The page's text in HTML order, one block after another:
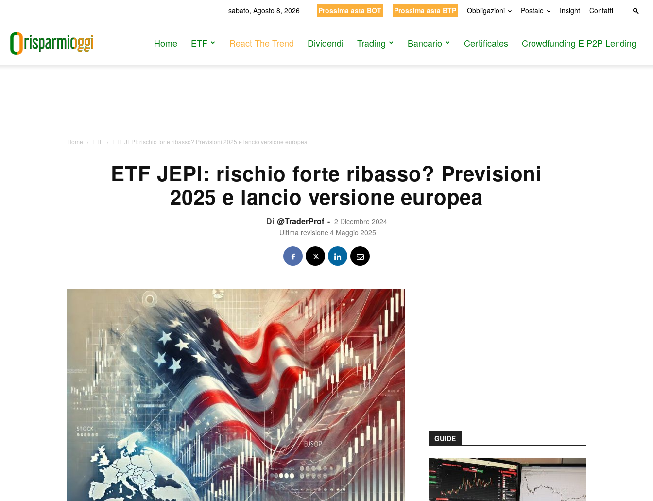
sabato, Agosto 8, 2026 Prossima asta BOT Prossima asta BTP Obbligazioni Postale Insight Contatti
Home ETF React The Trend Dividendi Trading Bancario Certificates Crowdfunding E P2P Lending
Home ETF ETF JEPI: rischio forte ribasso? Previsioni 2025 e lancio versione europea
ETF JEPI: rischio forte ribasso? Previsioni
2025 e lancio versione europea
Di @TraderProf - 2 Dicembre 2024
Ultima revisione 4 Maggio 2025
GUIDE